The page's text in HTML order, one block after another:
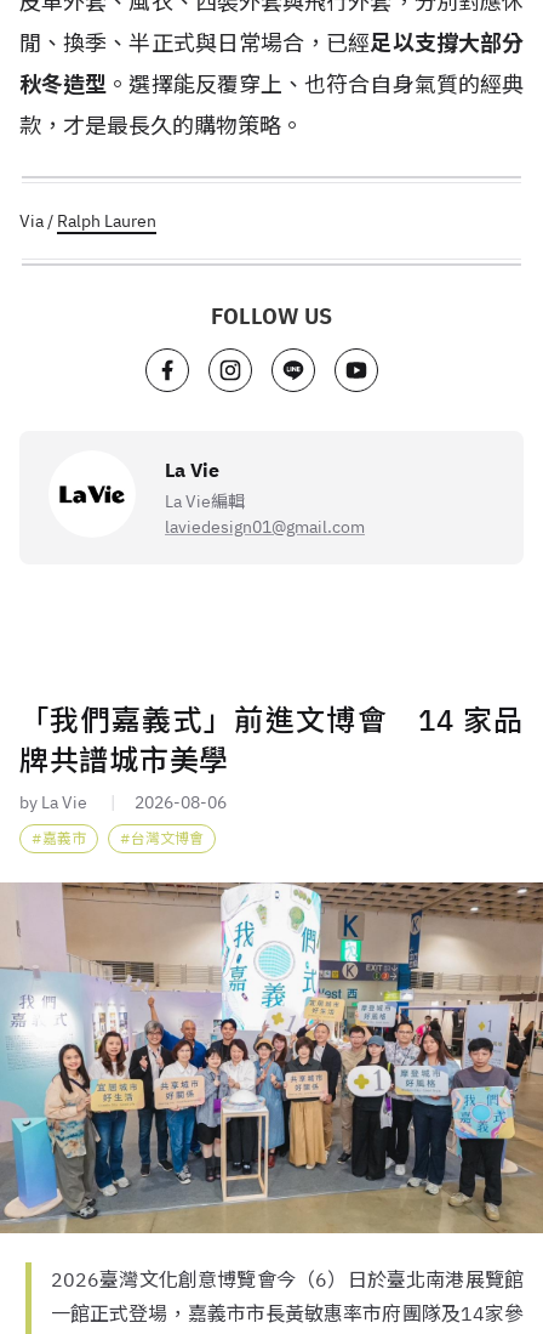
閒、換季、半正式與日常場合，已經足以支撐大部分
秋冬造型 。選擇能反覆穿上、也符合自身氣質的經典
款，才是最長久的購物策略。
Via / Ralph Lauren
FOLLOW US
La Vie
La Vie編輯
laviedesign01@gmail.com
「我們嘉義式」前進文博會 14 家品
牌共譜城市美學
by La Vie 2026-08-06
嘉義市 台灣文博會
2026臺灣文化創意博覽會今（6）日於臺北南港展覽館
一館正式登場，嘉義市市長黃敏惠率市府團隊及14家參